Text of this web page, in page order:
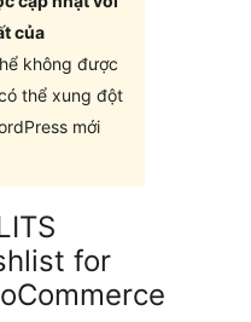
của
không được
thể xung đột
mới
for